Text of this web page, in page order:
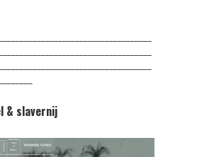
& slavernij